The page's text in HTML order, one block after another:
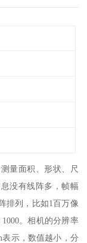
量面积、形状、尺
没有线阵多，帧幅
排列，比如1百万像
。相机的分辨率
示，数值越小，分